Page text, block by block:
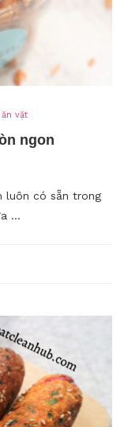
vặt
ngon
luôn có sẵn trong
…